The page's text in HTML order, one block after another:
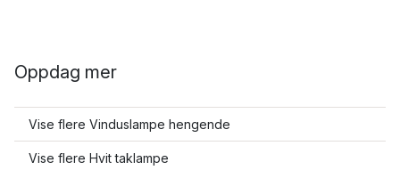
Oppdag mer
Vise flere Vinduslampe hengende
Vise flere Hvit taklampe